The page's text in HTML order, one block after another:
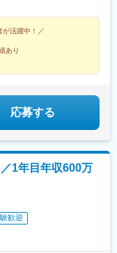
和歌山■中国・四国／岡
■九州／福岡、佐賀、長
戸川・川崎・湘南・川
ープン★別事業へのキ
部「勤務地の一例」も
ース】◆全国募集／引越
お住まいの地域又はジ
越し手当支給・家賃無
プしたい方に最適なポ
が活躍中！／
あり
応募する
1年目年収600万
歓迎